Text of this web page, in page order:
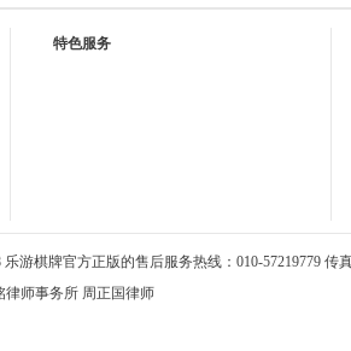
特色服务
乐游棋牌官方正版的售后服务热线：010-57219779 传
师事务所 周正国律师